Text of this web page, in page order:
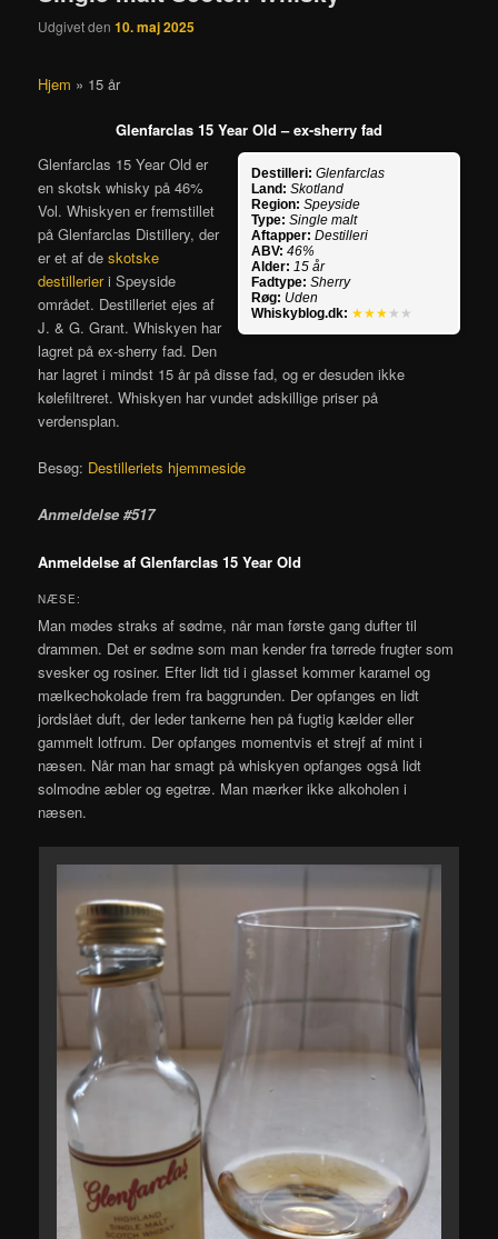
Udgivet den10. maj 2025
Hjem » 15 år
Glenfarclas 15 Year Old – ex-sherry fad
Destilleri: Glenfarclas
Land: Skotland
Region: Speyside
Type: Single malt
Aftapper: Destilleri
ABV: 46%
Alder: 15 år
Fadtype: Sherry
Røg: Uden
Whiskyblog.dk: ★★★ ★★
Glenfarclas 15 Year Old er
en skotsk whisky på 46%
Vol. Whiskyen er fremstillet
på Glenfarclas Distillery, der
er et af deskotske
destillerieri Speyside
området. Destilleriet ejes af
J. & G. Grant. Whiskyen har
lagret på ex-sherry fad. Den
har lagret i mindst 15 år på disse fad, og er desuden ikke
kølefiltreret. Whiskyen har vundet adskillige priser på
verdensplan.
Besøg: Destilleriets hjemmeside
Anmeldelse #517
Anmeldelse af Glenfarclas 15 Year Old
NÆSE:
Man mødes straks af sødme, når man første gang dufter til
drammen. Det er sødme som man kender fra tørrede frugter som
svesker og rosiner. Efter lidt tid i glasset kommer karamel og
mælkechokolade frem fra baggrunden. Der opfanges en lidt
jordslået duft, der leder tankerne hen på fugtig kælder eller
gammelt lotfrum. Der opfanges momentvis et strejf af mint i
næsen. Når man har smagt på whiskyen opfanges også lidt
solmodne æbler og egetræ. Man mærker ikke alkoholen i
næsen.